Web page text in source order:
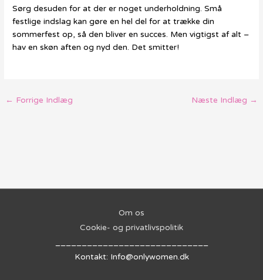
Sørg desuden for at der er noget underholdning. Små
festlige indslag kan gøre en hel del for at trække din
sommerfest op, så den bliver en succes. Men vigtigst af alt –
hav en skøn aften og nyd den. Det smitter!
← Forrige Indlæg Næste Indlæg →
Om os
Cookie- og privatlivspolitik
Kontakt: Info@onlywomen.dk